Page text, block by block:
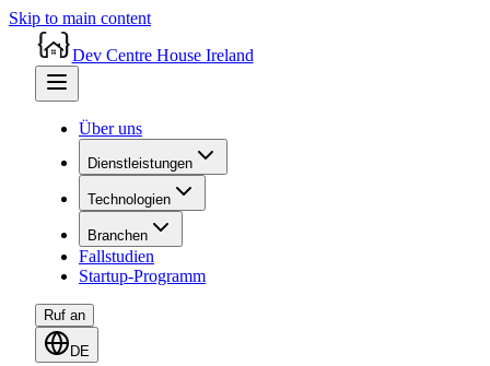
Skip to main content
Dev Centre House Ireland
Über uns
Dienstleistungen
Technologien
Branchen
Fallstudien
Startup-Programm
Ruf an
DE